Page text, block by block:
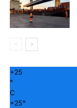
+25
°
C
+25°